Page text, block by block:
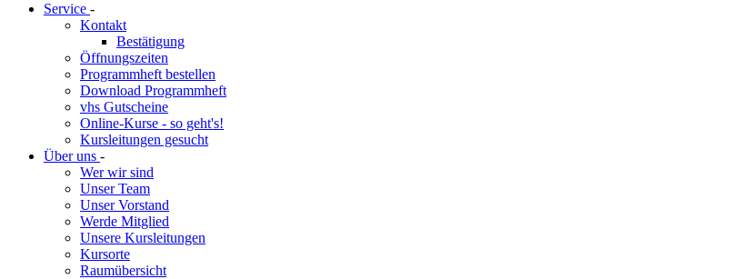
Service -
Kontakt
Bestätigung
Öffnungszeiten
Programmheft bestellen
Download Programmheft
vhs Gutscheine
Online-Kurse - so geht's!
Kursleitungen gesucht
Über uns -
Wer wir sind
Unser Team
Unser Vorstand
Werde Mitglied
Unsere Kursleitungen
Kursorte
Raumübersicht